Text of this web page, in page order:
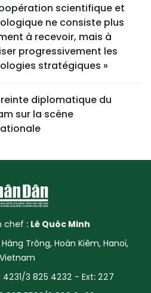
scientifique et
ne consiste plus
à recevoir, mais à
progressivement les
stratégiques »
diplomatique du
sur la scène
chef : Lê Quôc Minh
Trông, Hoàn Kiêm, Hanoï,
Vietnam
3 825 4232 - Ext: 227